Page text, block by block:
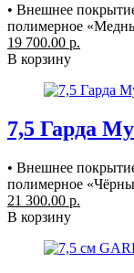
• Внешнее
полимерное
19 700.00 р.
В корзину
7,5 Гарда
• Внешнее
полимерное
21 300.00 р.
В корзину